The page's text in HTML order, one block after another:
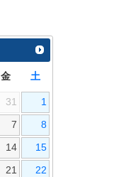
金 土
31 1
7 8
14 15
21 22